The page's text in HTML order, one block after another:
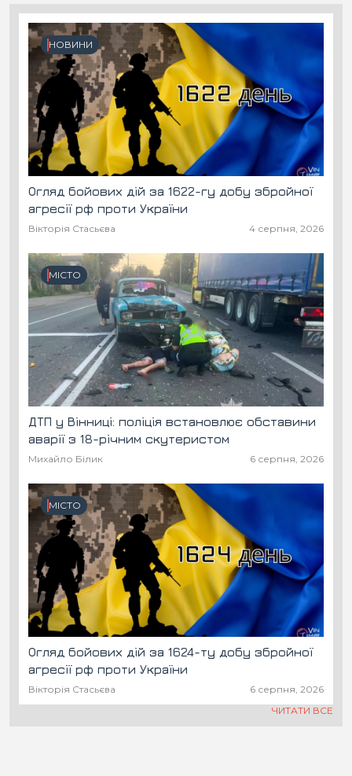
НОВИНИ
Огляд бойових дій за 1622-гу добу збройної
агресії рф проти України
Вікторія Стасьєва 4 серпня, 2026
МІСТО
ДТП у Вінниці: поліція встановлює обставини
аварії з 18-річним скутеристом
Михайло Білик 6 серпня, 2026
МІСТО
Огляд бойових дій за 1624-ту добу збройної
агресії рф проти України
Вікторія Стасьєва
6 серпня, 2026
ЧИТАТИ ВСЕ